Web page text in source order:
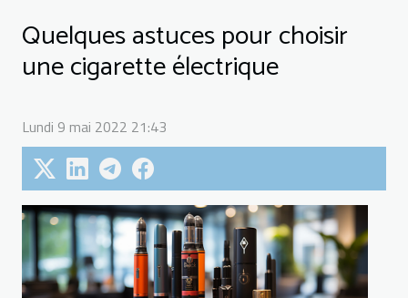
Quelques astuces pour choisir
une cigarette électrique
Lundi 9 mai 2022 21:43